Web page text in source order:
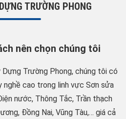
TRƯỜNG PHONG
nên chọn chúng tôi
Dựng Trường Phong, chúng tôi có
nghề cao trong linh vực Sơn sửa
nước, Thông Tắc, Trần thạch
Đồng Nai, Vũng Tàu,… giá cả